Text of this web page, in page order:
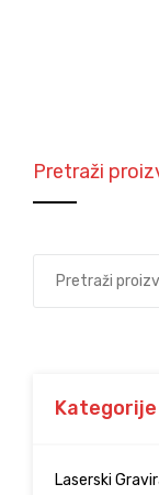
Pretraži
Laserski